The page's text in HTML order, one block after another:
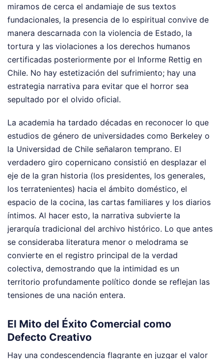
miramos de cerca el andamiaje de sus textos
fundacionales, la presencia de lo espiritual convive de
manera descarnada con la violencia de Estado, la
tortura y las violaciones a los derechos humanos
certificadas posteriormente por el Informe Rettig en
Chile. No hay estetización del sufrimiento; hay una
estrategia narrativa para evitar que el horror sea
sepultado por el olvido oficial.
La academia ha tardado décadas en reconocer lo que
estudios de género de universidades como Berkeley o
la Universidad de Chile señalaron temprano. El
verdadero giro copernicano consistió en desplazar el
eje de la gran historia (los presidentes, los generales,
los terratenientes) hacia el ámbito doméstico, el
espacio de la cocina, las cartas familiares y los diarios
íntimos. Al hacer esto, la narrativa subvierte la
jerarquía tradicional del archivo histórico. Lo que antes
se consideraba literatura menor o melodrama se
convierte en el registro principal de la verdad
colectiva, demostrando que la intimidad es un
territorio profundamente político donde se reflejan las
tensiones de una nación entera.
El Mito del Éxito Comercial como
Defecto Creativo
Hay una condescendencia flagrante en juzgar el valor